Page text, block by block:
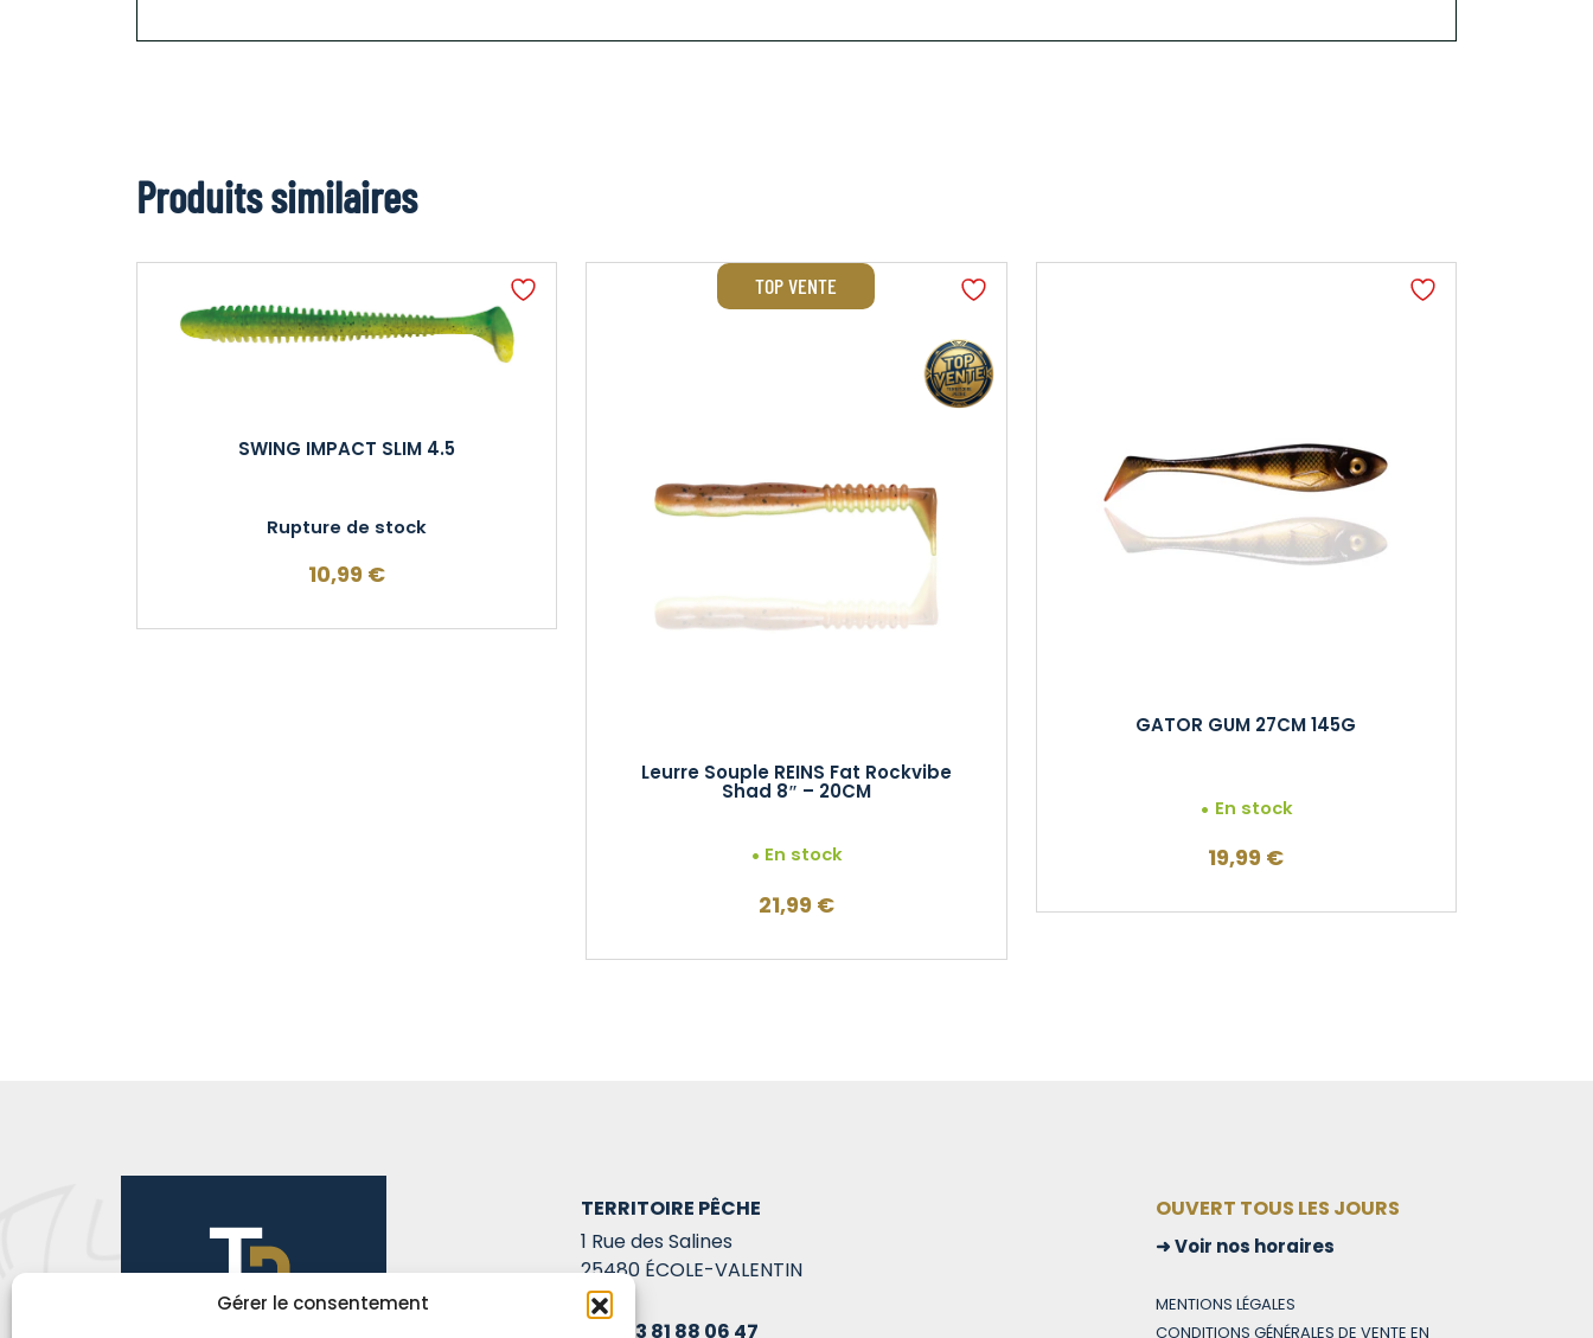
Gérer le consentement
Produits similaires
SWING IMPACT SLIM 4.5
Rupture de stock
10,99 €
TOP VENTE
Leurre Souple REINS Fat Rockvibe
Shad 8″ – 20CM
En stock
21,99 €
GATOR GUM 27CM 145G
En stock
19,99 €
TERRITOIRE PÊCHE
1 Rue des Salines
25480 ÉCOLE-VALENTIN
03 81 88 06 47
OUVERT TOUS LES JOURS
Voir nos horaires
MENTIONS LÉGALES
CONDITIONS GÉNÉRALES DE VENTE EN